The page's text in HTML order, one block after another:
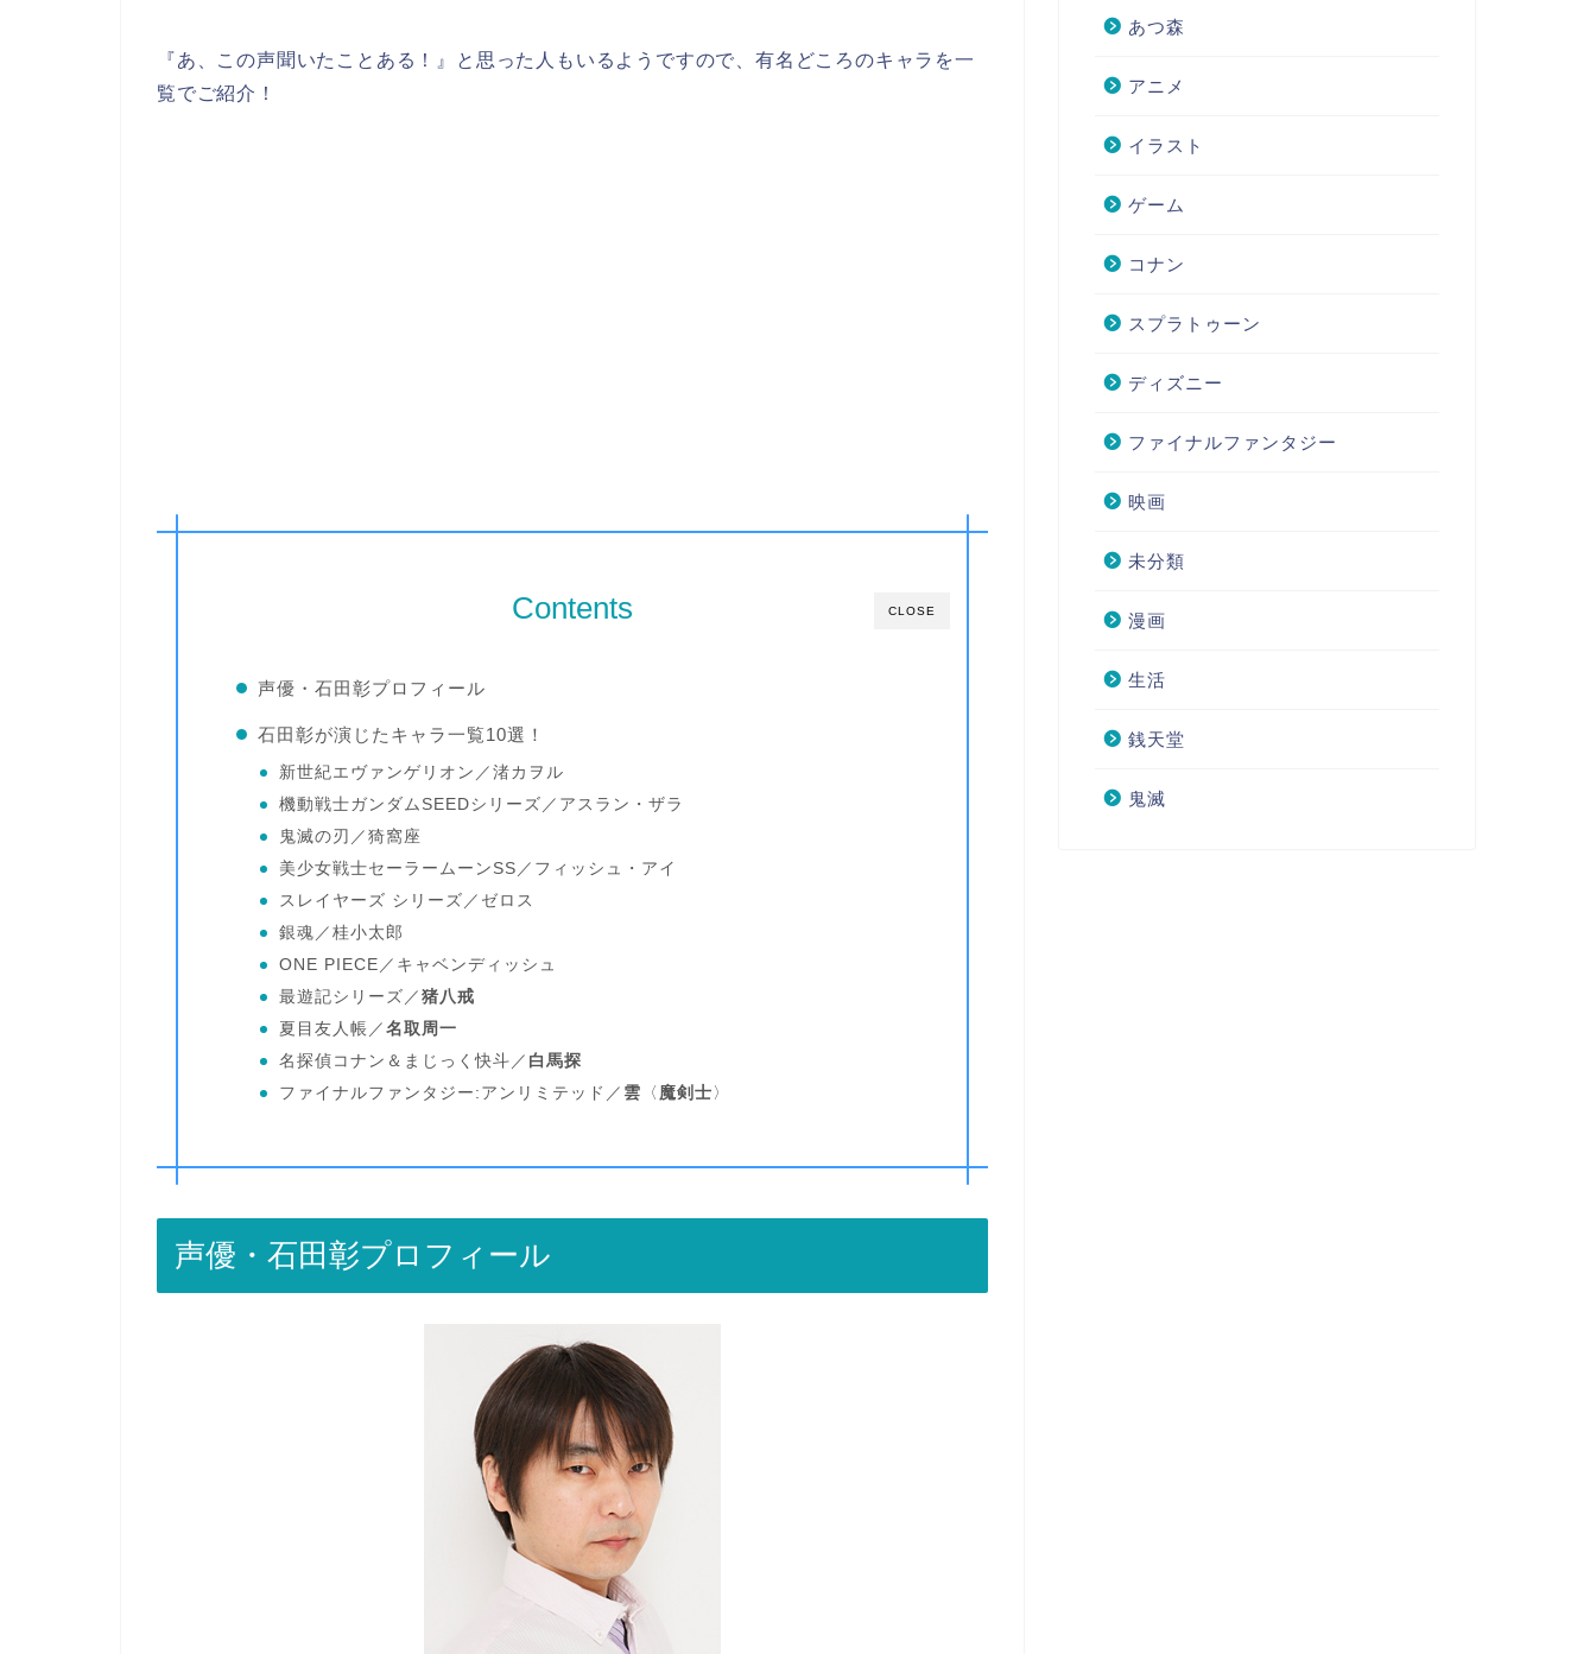
『あ、この声聞いたことある！』と思った人もいるようですので、有名どころのキャラを一
覧でご紹介！
CLOSE
Contents
声優・石田彰プロフィール
石田彰が演じたキャラ一覧10選！
新世紀エヴァンゲリオン／渚カヲル
機動戦士ガンダムSEEDシリーズ／アスラン・ザラ
鬼滅の刃／猗窩座
美少女戦士セーラームーンSS／フィッシュ・アイ
スレイヤーズ シリーズ／ゼロス
銀魂／桂小太郎
ONE PIECE／キャベンディッシュ
最遊記シリーズ／猪八戒
夏目友人帳／名取周一
名探偵コナン＆まじっく快斗／ 白馬探
ファイナルファンタジー:アンリミテッド／ 雲 〈 魔剣士 〉
声優・石田彰プロフィール
あつ森
アニメ
イラスト
ゲーム
コナン
スプラトゥーン
ディズニー
ファイナルファンタジー
映画
未分類
漫画
生活
銭天堂
鬼滅